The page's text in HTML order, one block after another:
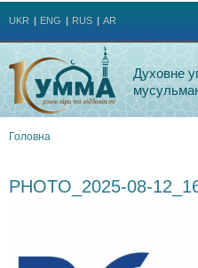
UKR ENG RUS AR
Духовне
Головна
PHOTO_2025-08-